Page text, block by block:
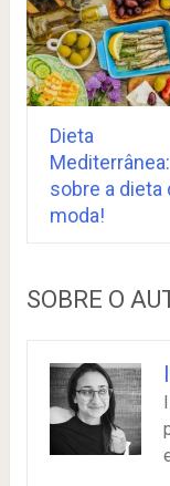
Dieta
sobre a dieta
moda!
SOBRE O